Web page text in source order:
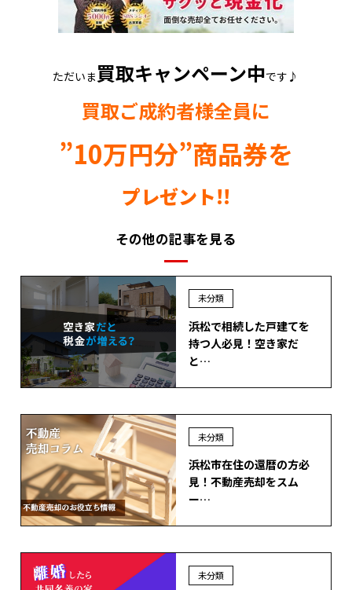
ただいま買取キャンペーン中です♪
買取ご成約者様全員に
”10万円分”商品券を
プレゼント!!
その他の記事を見る
未分類
浜松で相続した戸建てを
持つ人必見！空き家だ
と…
未分類
浜松市在住の還暦の方必
見！不動産売却をスム
ー…
未分類